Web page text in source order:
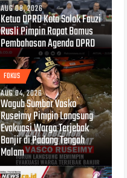
AUG 08, 2026
Ketua DPRD Kota Solok Fauzi
Rusli Pimpin Rapat Bamus
Pembahasan Agenda DPRD
FOKUS
AUG 04, 2026
Wagub Sumbar Vasko
Ruseimy Pimpin Langsung
Evakuasi Warga Terjebak
Banjir di Padang Tengah
Malam